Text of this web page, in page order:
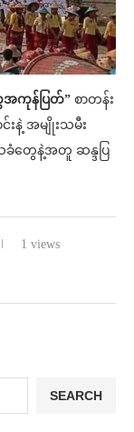
အကုန်ပြတ်” စာတန်း
နဲ့ အမျိုးသမီး
ခံတွေနဲ့အတူ ဆန္ဒပြ
1 views
SEARCH